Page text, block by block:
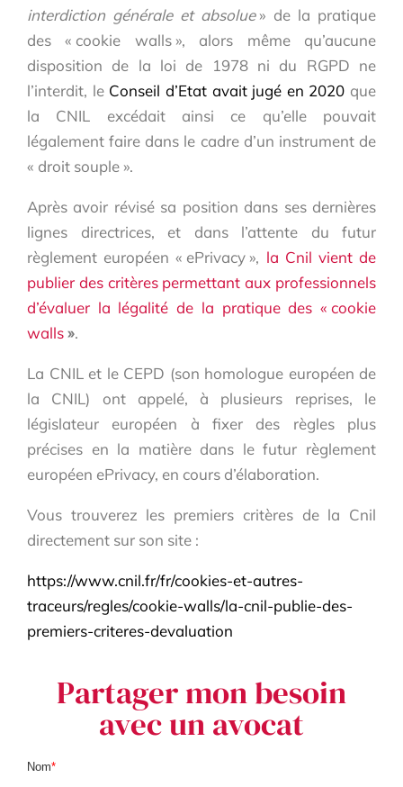
interdiction générale et absolue» de la pratique
des « cookie walls », alors même qu’aucune
disposition de la loi de 1978 ni du RGPD ne
l’interdit, le Conseil d’Etat avait jugé en 2020 que
la CNIL excédait ainsi ce qu’elle pouvait
légalement faire dans le cadre d’un instrument de
« droit souple ».
Après avoir révisé sa position dans ses dernières
lignes directrices, et dans l’attente du futur
règlement européen « ePrivacy », la Cnil vient de
publier des critères permettant aux professionnels
d’évaluer la légalité de la pratique des « cookie
walls».
La CNIL et le CEPD (son homologue européen de
la CNIL) ont appelé, à plusieurs reprises, le
législateur européen à fixer des règles plus
précises en la matière dans le futur règlement
européen ePrivacy, en cours d’élaboration.
Vous trouverez les premiers critères de la Cnil
directement sur son site :
https://www.cnil.fr/fr/cookies-et-autres-
traceurs/regles/cookie-walls/la-cnil-publie-des-
premiers-criteres-devaluation
Partager mon besoin
avec un avocat